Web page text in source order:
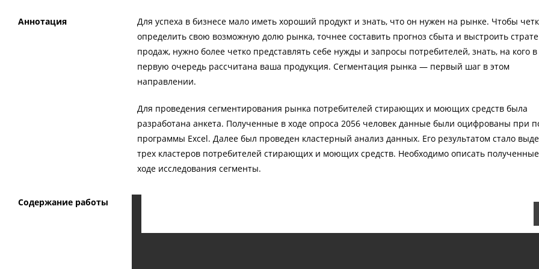
Аннотация
Для успеха в бизнесе мало иметь хороший продукт и знать, что он нужен на рынке. Чтобы
определить свою возможную долю рынка, точнее составить прогноз сбыта и выстроить
продаж, нужно более четко представлять себе нужды и запросы потребителей, знать, на кого в
первую очередь рассчитана ваша продукция. Сегментация рынка — первый шаг в этом
направлении.
Для проведения сегментирования рынка потребителей стирающих и моющих средств была
разработана анкета. Полученные в ходе опроса 2056 человек данные были оцифрованы при
программы Excel. Далее был проведен кластерный анализ данных. Его результатом стало
трех кластеров потребителей стирающих и моющих средств. Необходимо описать
ходе исследования сегменты.
Содержание работы